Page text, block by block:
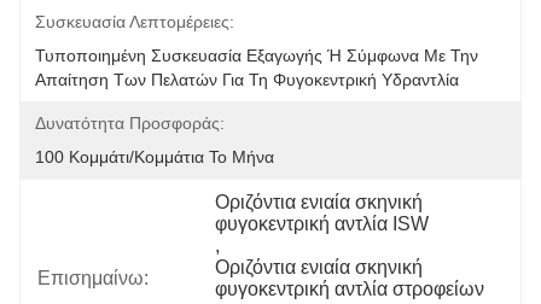
Συσκευασία Λεπτομέρειες:
Τυποποιημένη Συσκευασία Εξαγωγής Ή Σύμφωνα Με Την
Απαίτηση Των Πελατών Για Τη Φυγοκεντρική Υδραντλία
Δυνατότητα Προσφοράς:
100 Κομμάτι/κομμάτια Το Μήνα
Επισημαίνω:
Οριζόντια ενιαία σκηνική
φυγοκεντρική αντλία ISW
,
Οριζόντια ενιαία σκηνική
φυγοκεντρική αντλία στροφείων